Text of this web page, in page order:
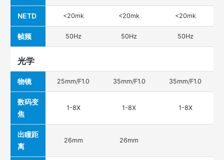
NETD <20mk <20mk <20mk
帧频 50Hz 50Hz 50Hz
光学
物镜 25mm/F1.0 35mm/F1.0 35mm/F1.0
数码变
焦
1-8X 1-8X 1-8X
出瞳距
离
26mm 26mm